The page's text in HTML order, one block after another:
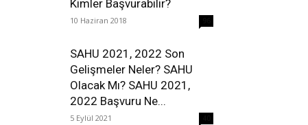
Kimler Başvurabilir?
10 Haziran 2018
SAHU 2021, 2022 Son
Gelişmeler Neler? SAHU
Olacak Mı? SAHU 2021,
2022 Başvuru Ne...
5 Eylül 2021